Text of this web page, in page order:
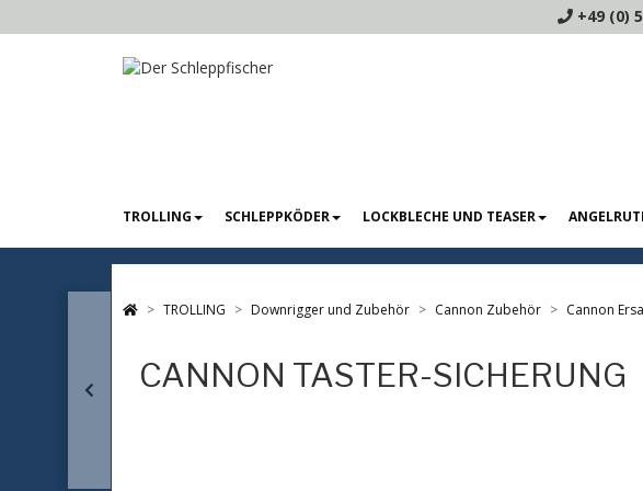
+49 (0)
TROLLING SCHLEPPKÖDER LOCKBLECHE UND TEASER
TROLLING Downrigger und Zubehör Cannon Zubehör Cannon
CANNON TASTER-SICHERUNG